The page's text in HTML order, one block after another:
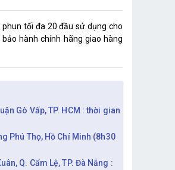
tối đa 20 đầu sử dụng cho
hành chính hãng giao hàng
Gò Vấp, TP. HCM : thời gian
Phú Thọ, Hồ Chí Minh (8h30
Q. Cẩm Lệ, TP. Đà Nẵng :